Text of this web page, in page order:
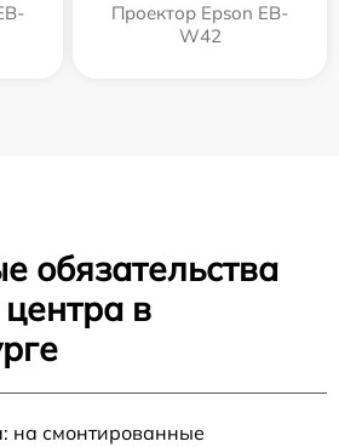
Проектор Epson EB-
W42
обязательства
в
на смонтированные